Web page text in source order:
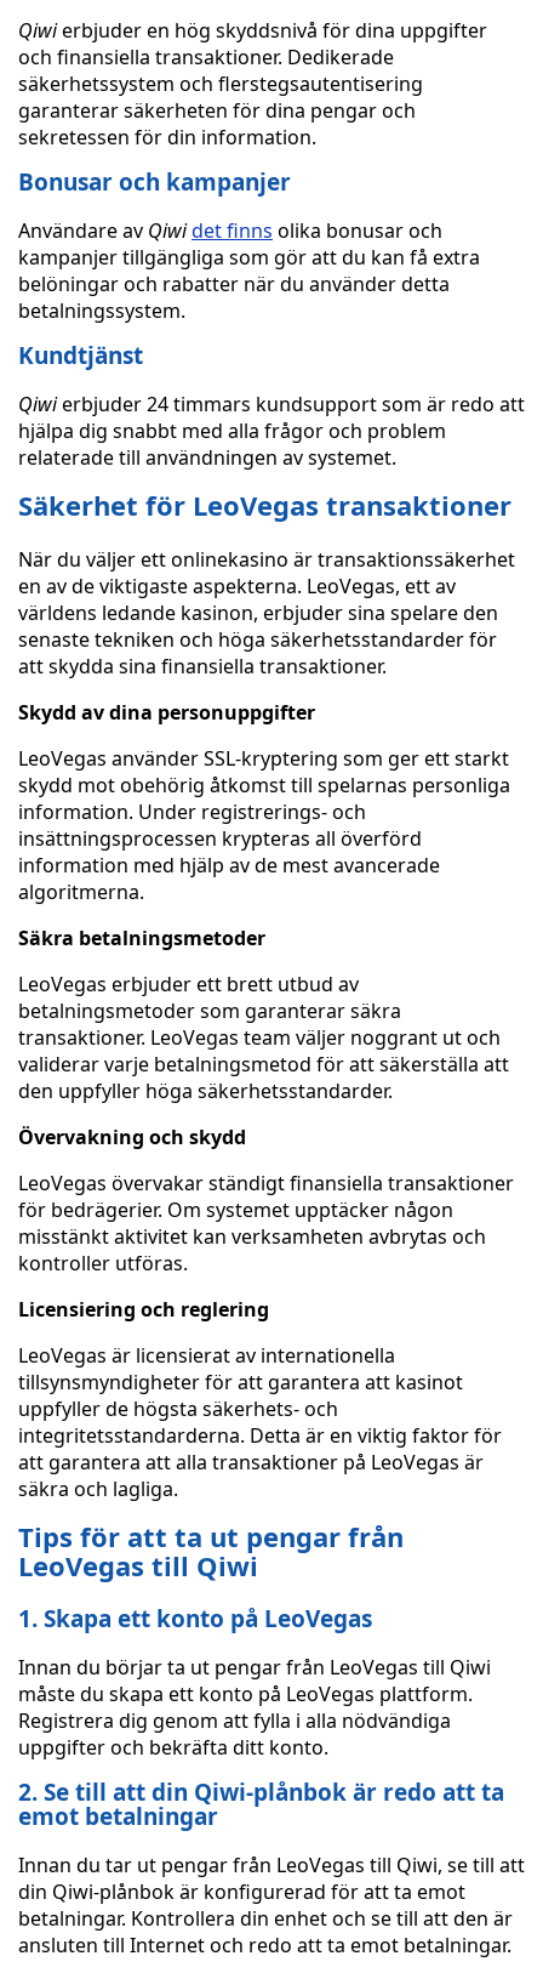
Qiwierbjuder en hög skyddsnivå för dina uppgifter
och finansiella transaktioner. Dedikerade
säkerhetssystem och flerstegsautentisering
garanterar säkerheten för dina pengar och
sekretessen för din information.
Bonusar och kampanjer
Användare av Qiwidet finns olika bonusar och
kampanjer tillgängliga som gör att du kan få extra
belöningar och rabatter när du använder detta
betalningssystem.
Kundtjänst
Qiwierbjuder 24 timmars kundsupport som är redo att
hjälpa dig snabbt med alla frågor och problem
relaterade till användningen av systemet.
Säkerhet för LeoVegas transaktioner
När du väljer ett onlinekasino är transaktionssäkerhet
en av de viktigaste aspekterna. LeoVegas, ett av
världens ledande kasinon, erbjuder sina spelare den
senaste tekniken och höga säkerhetsstandarder för
att skydda sina finansiella transaktioner.
Skydd av dina personuppgifter
LeoVegas använder SSL-kryptering som ger ett starkt
skydd mot obehörig åtkomst till spelarnas personliga
information. Under registrerings- och
insättningsprocessen krypteras all överförd
information med hjälp av de mest avancerade
algoritmerna.
Säkra betalningsmetoder
LeoVegas erbjuder ett brett utbud av
betalningsmetoder som garanterar säkra
transaktioner. LeoVegas team väljer noggrant ut och
validerar varje betalningsmetod för att säkerställa att
den uppfyller höga säkerhetsstandarder.
Övervakning och skydd
LeoVegas övervakar ständigt finansiella transaktioner
för bedrägerier. Om systemet upptäcker någon
misstänkt aktivitet kan verksamheten avbrytas och
kontroller utföras.
Licensiering och reglering
LeoVegas är licensierat av internationella
tillsynsmyndigheter för att garantera att kasinot
uppfyller de högsta säkerhets- och
integritetsstandarderna. Detta är en viktig faktor för
att garantera att alla transaktioner på LeoVegas är
säkra och lagliga.
Tips för att ta ut pengar från
LeoVegas till Qiwi
1. Skapa ett konto på LeoVegas
Innan du börjar ta ut pengar från LeoVegas till Qiwi
måste du skapa ett konto på LeoVegas plattform.
Registrera dig genom att fylla i alla nödvändiga
uppgifter och bekräfta ditt konto.
2. Se till att din Qiwi-plånbok är redo att ta
emot betalningar
Innan du tar ut pengar från LeoVegas till Qiwi, se till att
din Qiwi-plånbok är konfigurerad för att ta emot
betalningar. Kontrollera din enhet och se till att den är
ansluten till Internet och redo att ta emot betalningar.